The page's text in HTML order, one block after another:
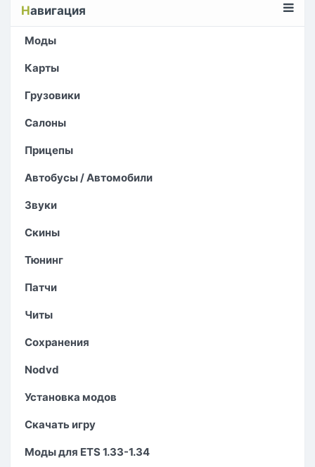
Навигация
Моды
Карты
Грузовики
Салоны
Прицепы
Автобусы / Автомобили
Звуки
Скины
Тюнинг
Патчи
Читы
Сохранения
Nodvd
Установка модов
Скачать игру
Моды для ETS 1.33-1.34